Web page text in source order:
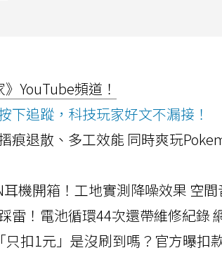
YouTube頻道！
下追蹤，科技玩家好文不漏接！
痕退散、多工效能 同時爽玩
耳機開箱！工地實測降噪效果 空
雷！電池循環44次還帶維修紀錄
只扣1元」是沒刷到嗎？官方曝扣